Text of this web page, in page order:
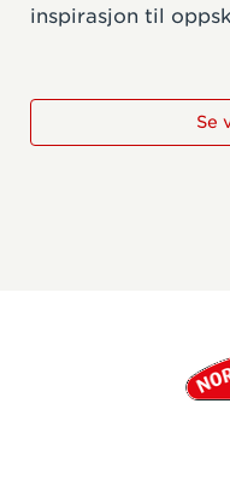
inspirasjon til
Se